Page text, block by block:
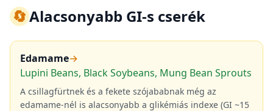
🔄Alacsonyabb GI-s cserék
Edamame→
Lupini Beans, Black Soybeans, Mung Bean Sprouts
A csillagfürtnek és a fekete szójababnak még az
edamame-nél is alacsonyabb a glikémiás indexe (GI ~15